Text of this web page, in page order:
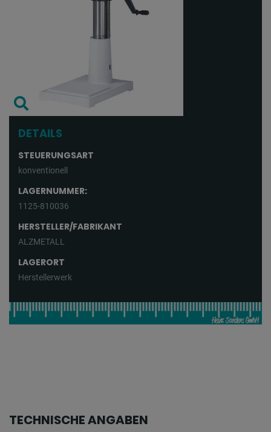
DETAILS
STEUERUNGSART
konventionell
LAGERNUMMER:
1125-810036
HERSTELLER/FABRIKANT
ALZMETALL
LAGERORT
Herstellerwerk
TECHNISCHE ANGABEN